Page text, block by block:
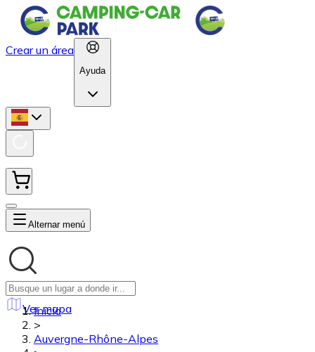
Crear un área
Ayuda
Alternar menú
Ver mapa
Inicio
>
Auvergne-Rhône-Alpes